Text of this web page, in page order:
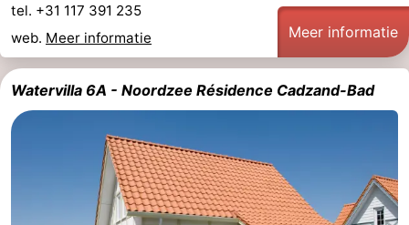
tel. +31 117 391 235
web. Meer informatie Meer informatie
Watervilla 6A - Noordzee Résidence Cadzand-Bad